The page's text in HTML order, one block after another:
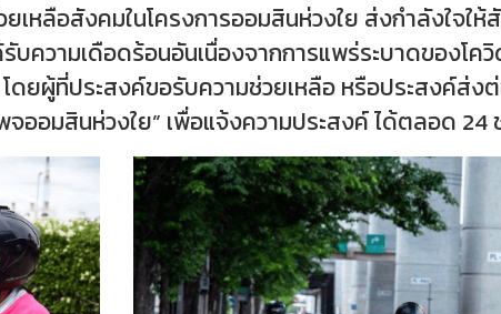
เหลือสังคมในโครงการออมสินห่วงใย ส่งกำลังใจใ
ความเดือดร้อนอันเนื่องจากการแพร่ระบาดของโค
ยผู้ที่ประสงค์ขอรับความช่วยเหลือ หรือประสงค์ส่ง
อมสินห่วงใย” เพื่อแจ้งความประสงค์ ได้ตลอด 24